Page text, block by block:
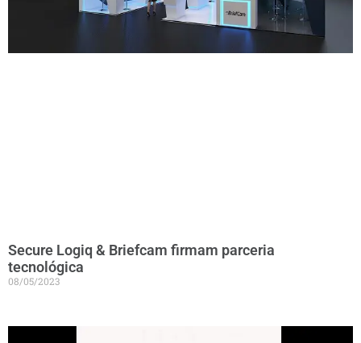
Secure Logiq & Briefcam firmam parceria
tecnológica
08/05/2023